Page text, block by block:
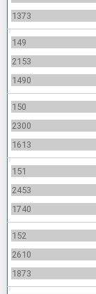
1373
149
2153
1490
150
2300
1613
151
2453
1740
152
2610
1873